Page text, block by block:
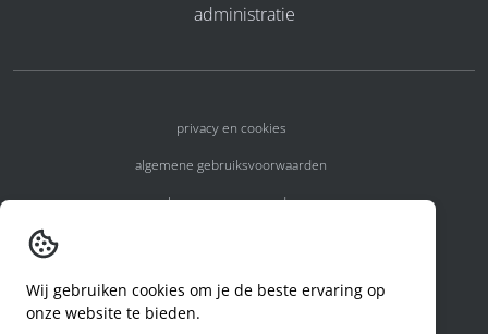
administratie
privacy en cookies
algemene gebruiksvoorwaarden
algemene voorwaarden
code of conduct
Wij gebruiken cookies om je de beste ervaring op
onze website te bieden.